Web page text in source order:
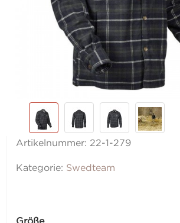
Artikelnummer: 22-1-279
Kategorie: Swedteam
Größe